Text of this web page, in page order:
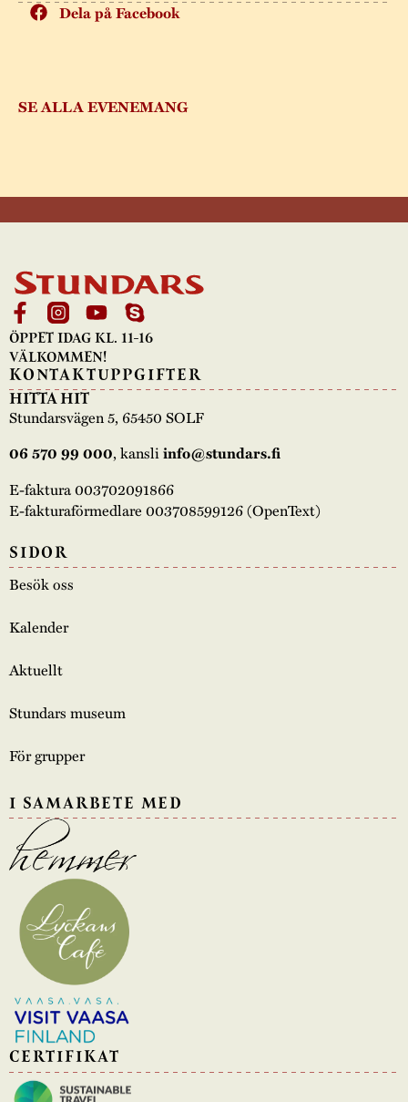
Dela på Facebook
SE ALLA EVENEMANG
ÖPPET IDAG KL. 11-16
VÄLKOMMEN!
KONTAKTUPPGIFTER
HITTA HIT
Stundarsvägen 5, 65450 SOLF
06 570 99 000, kansliinfo@stundars.fi
E-faktura 003702091866
E-fakturaförmedlare 003708599126 (OpenText)
SIDOR
Besök oss
Kalender
Aktuellt
Stundars museum
För grupper
I SAMARBETE MED
CERTIFIKAT